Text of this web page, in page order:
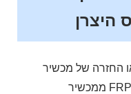
החזרה של מכשיר
האנדרואיד שלך, עליך להסיר את ה-FRP ממכשיר